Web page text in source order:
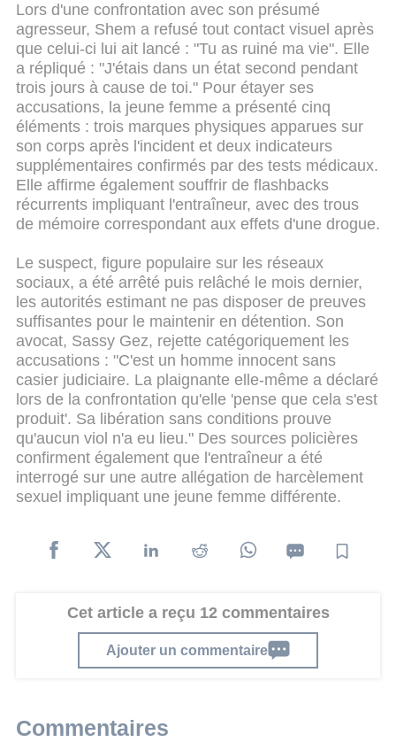
Lors d'une confrontation avec son présumé
agresseur, Shem a refusé tout contact visuel après
que celui-ci lui ait lancé : "Tu as ruiné ma vie". Elle
a répliqué : "J'étais dans un état second pendant
trois jours à cause de toi." Pour étayer ses
accusations, la jeune femme a présenté cinq
éléments : trois marques physiques apparues sur
son corps après l'incident et deux indicateurs
supplémentaires confirmés par des tests médicaux.
Elle affirme également souffrir de flashbacks
récurrents impliquant l'entraîneur, avec des trous
de mémoire correspondant aux effets d'une drogue.
Le suspect, figure populaire sur les réseaux
sociaux, a été arrêté puis relâché le mois dernier,
les autorités estimant ne pas disposer de preuves
suffisantes pour le maintenir en détention. Son
avocat, Sassy Gez, rejette catégoriquement les
accusations : "C'est un homme innocent sans
casier judiciaire. La plaignante elle-même a déclaré
lors de la confrontation qu'elle 'pense que cela s'est
produit'. Sa libération sans conditions prouve
qu'aucun viol n'a eu lieu." Des sources policières
confirment également que l'entraîneur a été
interrogé sur une autre allégation de harcèlement
sexuel impliquant une jeune femme différente.
Cet article a reçu 12 commentaires
Ajouter un commentaire
Commentaires